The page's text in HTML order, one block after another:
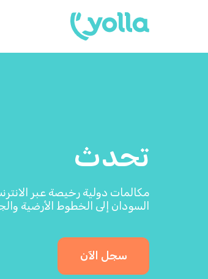
تحدث
مكالمات دولية رخيصة عبر
السودان إلى الخطوط الأرضية
سجل الآن